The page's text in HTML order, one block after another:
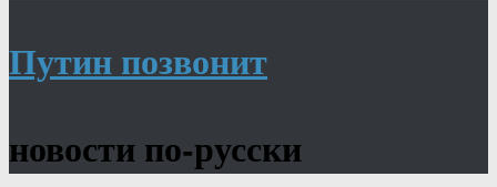
Путин позвонит
новости по-русски